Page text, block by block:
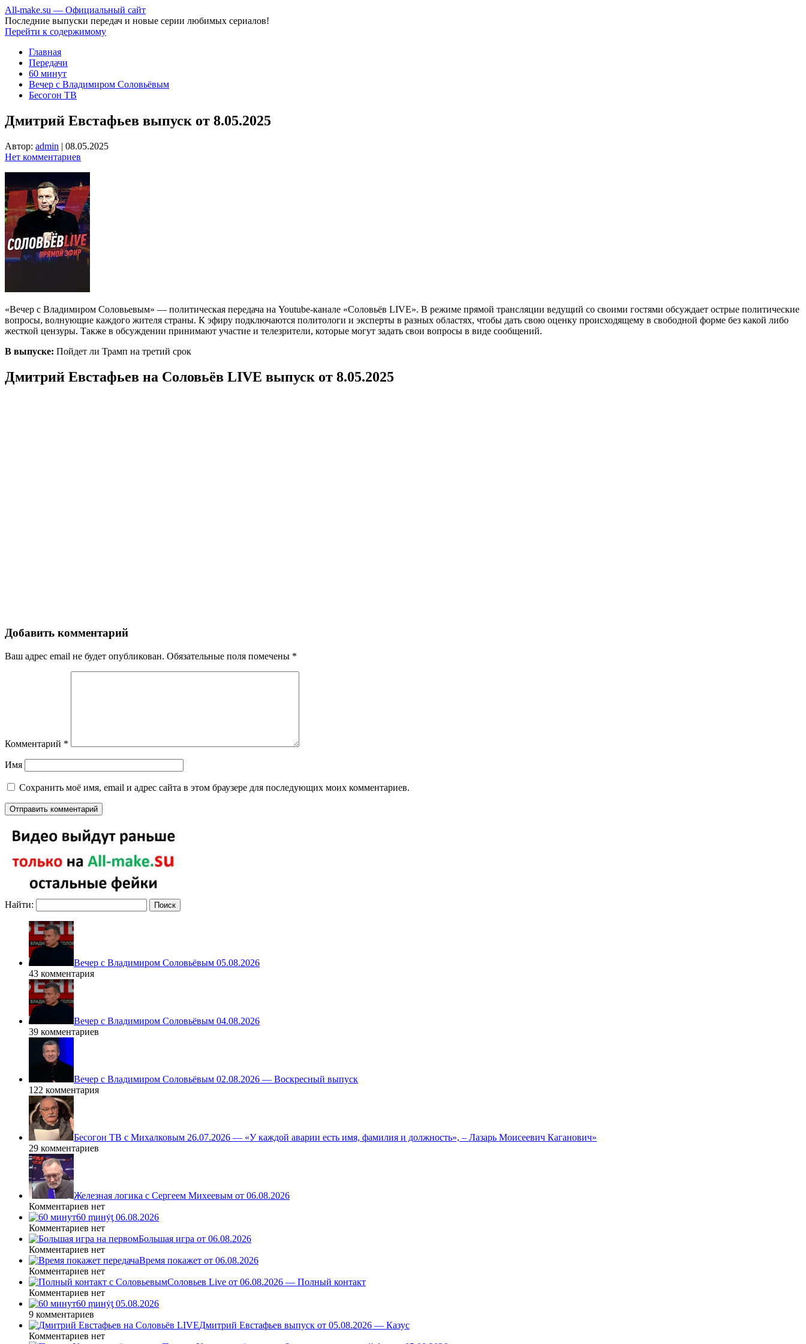
All-make.su — Официальный сайт
Последние выпуски передач и новые серии любимых сериалов!
Перейти к содержимому
Главная
Передачи
60 минут
Вечер с Владимиром Соловьёвым
Бесогон ТВ
Дмитрий Евстафьев выпуск от 8.05.2025
Автор: admin | 08.05.2025
Нет комментариев
«Вечер с Владимиром Соловьевым» — политическая передача на Youtube-канале «Соловьёв LIVE». В режиме прямой трансляции ведущий со своими гостями обсуждает острые политические
вопросы, волнующие каждого жителя страны. К эфиру подключаются политологи и эксперты в разных областях, чтобы дать свою оценку происходящему в свободной форме без какой либо
жесткой цензуры. Также в обсуждении принимают участие и телезрители, которые могут задать свои вопросы в виде сообщений.
В выпуске: Пойдет ли Трамп на третий срок
Дмитрий Евстафьев на Соловьёв LIVE выпуск от 8.05.2025
Добавить комментарий
Ваш адрес email не будет опубликован. Обязательные поля помечены *
Комментарий *
Имя
Сохранить моё имя, email и адрес сайта в этом браузере для последующих моих комментариев.
Найти:
Вечер с Владимиром Соловьёвым 05.08.2026
43 комментария
Вечер с Владимиром Соловьёвым 04.08.2026
39 комментариев
Вечер с Владимиром Соловьёвым 02.08.2026 — Воскресный выпуск
122 комментария
Бесогон ТВ с Михалковым 26.07.2026 — «У каждой аварии есть имя, фамилия и должность», – Лазарь Моисеевич Каганович»
29 комментариев
Железная логика с Сергеем Михеевым от 06.08.2026
Комментариев нет
60 ṃинẏƫ 06.08.2026
Комментариев нет
Большая игра от 06.08.2026
Комментариев нет
Время покажет от 06.08.2026
Комментариев нет
Соловьев Live от 06.08.2026 — Полный контакт
Комментариев нет
60 ṃинẏƫ 05.08.2026
9 комментариев
Дмитрий Евстафьев выпуск от 05.08.2026 — Казус
Комментариев нет